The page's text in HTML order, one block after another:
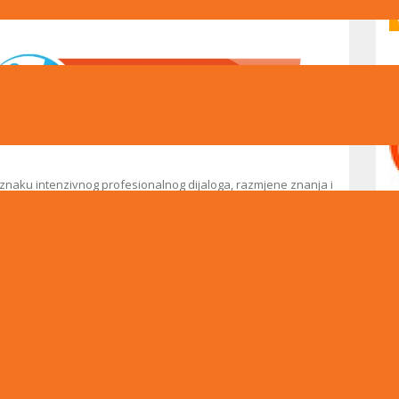
intenzivnog profesionalnog dijaloga, razmjene znanja i
niz radionica, edukacija i koordinacijskih sastanaka,
mjeseca održana su redovna nastavnička vijeća, sjednice
su podrazumijavale profesore različitih predmetnih
razmjene primjera dobre prakse i produbljivanja
humanističkih predmeta